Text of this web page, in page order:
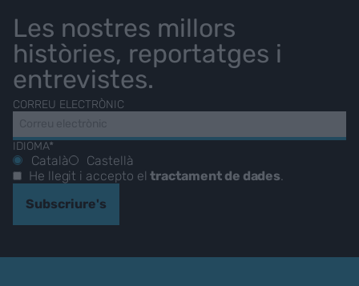
Les nostres millors
històries, reportatges i
entrevistes.
CORREU ELECTRÒNIC
IDIOMA*
Català
Castellà
He llegit i accepto eltractament de dades
Subscriure's